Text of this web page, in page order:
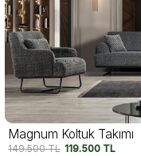
Magnum Koltuk Takımı
149.500TL 119.500 TL